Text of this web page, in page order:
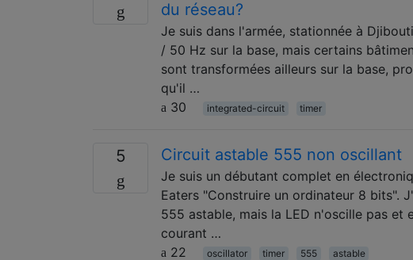
du réseau?
Je suis dans l'armée, stationnée à
/ 50 Hz sur la base, mais certains
sont transformées ailleurs sur la base,
qu'il …
30
integrated-circuit timer
5 Circuit astable 555 non oscillant
Je suis un débutant complet en
Eaters "Construire un ordinateur 8 bits".
555 astable, mais la LED n'oscille pas et
courant …
22
oscillator timer 555 astable